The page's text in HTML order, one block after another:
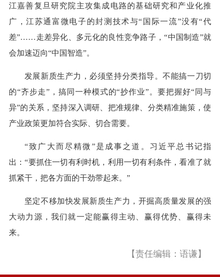
江嘉善复旦研究院主攻集成电路的基础研究和产业化推
广，江苏通富微电子的封测技术与“国际一流”没有“代
差”……走差异化、多元化的良性竞争路子，“中国制造”就
会加速迈向“中国智造”。
发展新质生产力，必须坚持分类指导。不能搞一刀切
的“齐步走”，搞同一种模式的“抄作业”。要把握好“同与
异”的关系，坚持深入调研、把准规律、分类精准施策，使
产业政策更加符合实际、切合需要。
“致广大而尽精微”是成事之道。习近平总书记指
出：“要抓住一切有利时机，利用一切有利条件，看准了就
抓紧干，把各方面的干劲带起来。”
坚定不移加快发展新质生产力，开掘高质量发展的强
大动力源，我们就一定能赢得主动、赢得优势、赢得未
来。
【责任编辑：语谦】